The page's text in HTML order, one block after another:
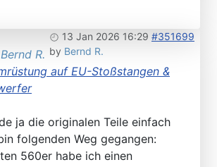
13 Jan 2026 16:29 #351699
by Bernd R.
Bernd R.
auf EU-Stoßstangen &
ja die originalen Teile einfach
folgenden Weg gegangen:
560er habe ich einen